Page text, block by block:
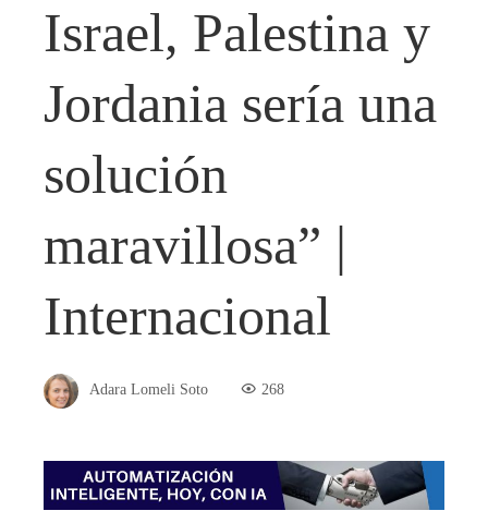
Israel, Palestina y
Jordania sería una
solución
maravillosa” |
Internacional
Adara Lomeli Soto 268